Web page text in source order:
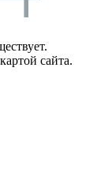
сайта.